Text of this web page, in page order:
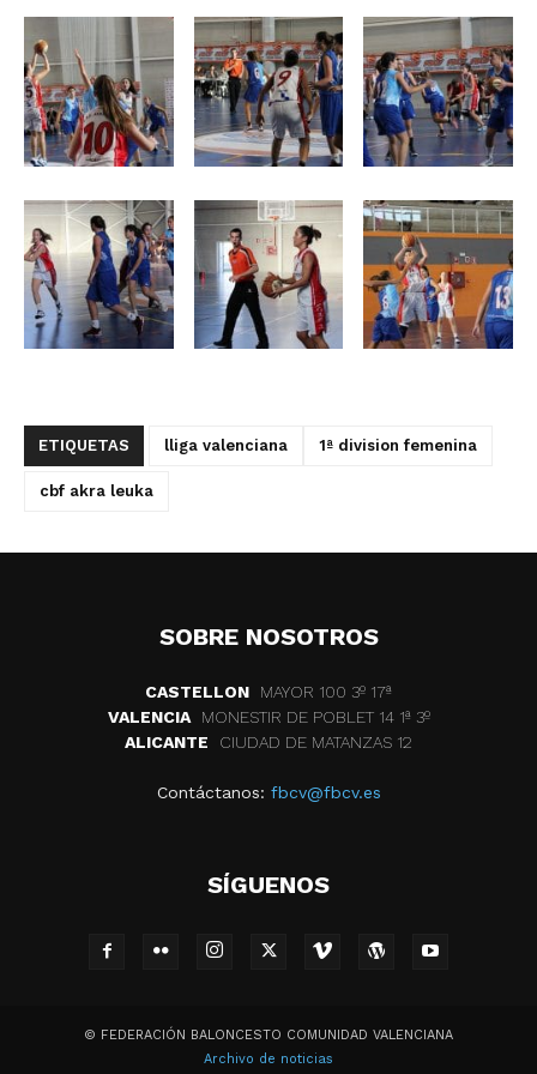
ETIQUETAS lliga valenciana 1ª division femenina
cbf akra leuka
SOBRE NOSOTROS
CASTELLON
MAYOR 100 3º 17ª
VALENCIA
MONESTIR DE POBLET 14 1ª 3º
ALICANTE
CIUDAD DE MATANZAS 12
Contáctanos: fbcv@fbcv.es
SÍGUENOS
© FEDERACIÓN BALONCESTO COMUNIDAD VALENCIANA
Archivo de noticias